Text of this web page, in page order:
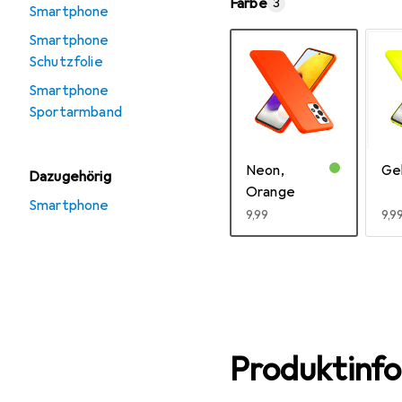
Smartphone
Smartphone
Schutzfolie
Smartphone
Sportarmband
Dazugehörig
Smartphone
Farbe 3
Neon,
Orange
EUR
9,99 EUR
9,99